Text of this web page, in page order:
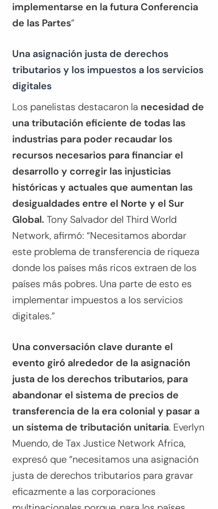
implementarse en la futura Conferencia
de las Partes”
Una asignación justa de derechos
tributarios y los impuestos a los servicios
digitales
Los panelistas destacaron la necesidad de
una tributación eficiente de todas las
industrias para poder recaudar los
recursos necesarios para financiar el
desarrollo y corregir las injusticias
históricas y actuales que aumentan las
desigualdades entre el Norte y el Sur
Global. Tony Salvador del Third World
Network, afirmó: “Necesitamos abordar
este problema de transferencia de riqueza
donde los países más ricos extraen de los
países más pobres. Una parte de esto es
implementar impuestos a los servicios
digitales.”
Una conversación clave durante el
evento giró alrededor de la asignación
justa de los derechos tributarios, para
abandonar el sistema de precios de
transferencia de la era colonial y pasar a
un sistema de tributación unitaria. Everlyn
Muendo, de Tax Justice Network Africa,
expresó que “necesitamos una asignación
justa de derechos tributarios para gravar
eficazmente a las corporaciones